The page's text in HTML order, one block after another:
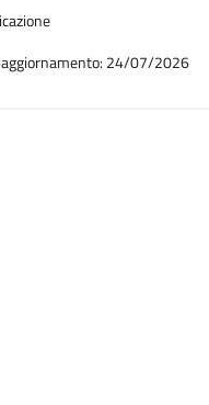
24/07/2026